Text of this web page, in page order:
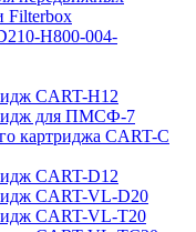
Filterbox
H800-004-
CART-H12
для ПМСФ-7
картриджа CART-C
CART-D12
CART-VL-D20
CART-VL-T20